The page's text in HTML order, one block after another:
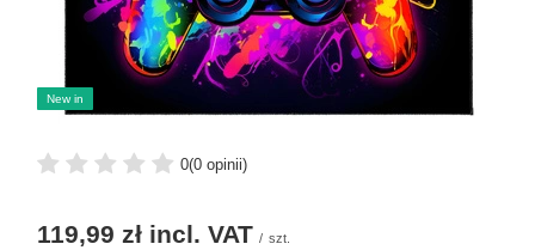
New in
0(0 opinii)
119,99 zł incl. VAT / szt.